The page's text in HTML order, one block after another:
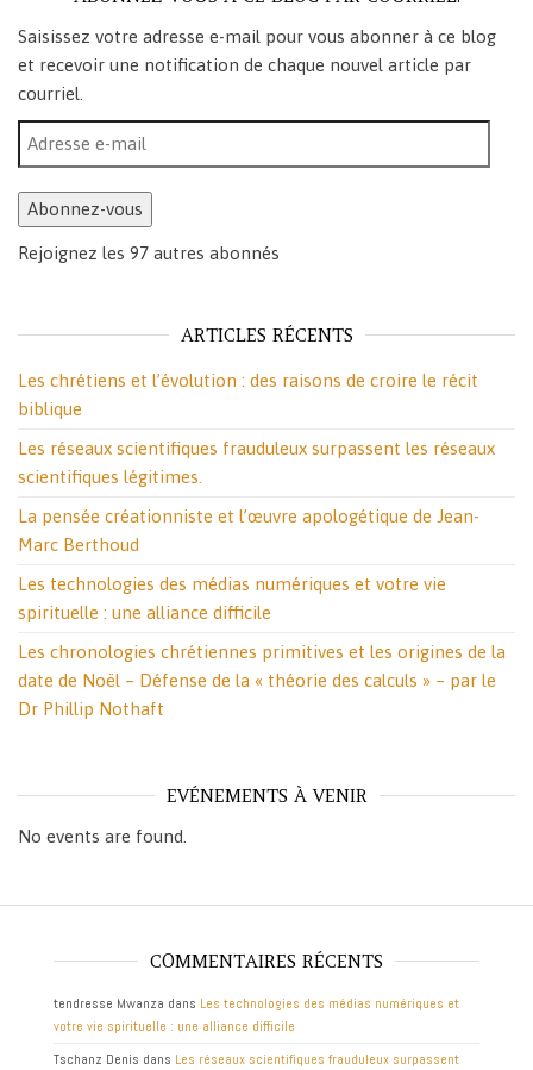
Saisissez votre adresse e-mail pour vous abonner à ce blog
et recevoir une notification de chaque nouvel article par
courriel.
Adresse e-mail
Abonnez-vous
Rejoignez les 97 autres abonnés
ARTICLES RÉCENTS
Les chrétiens et l’évolution : des raisons de croire le récit
biblique
Les réseaux scientifiques frauduleux surpassent les réseaux
scientifiques légitimes.
La pensée créationniste et l’œuvre apologétique de Jean-
Marc Berthoud
Les technologies des médias numériques et votre vie
spirituelle : une alliance difficile
Les chronologies chrétiennes primitives et les origines de la
date de Noël – Défense de la « théorie des calculs » – par le
Dr Phillip Nothaft
EVÉNEMENTS À VENIR
No events are found.
COMMENTAIRES RÉCENTS
tendresse Mwanza dans Les technologies des médias numériques et
votre vie spirituelle : une alliance difficile
Tschanz Denis dans Les réseaux scientifiques frauduleux surpassent